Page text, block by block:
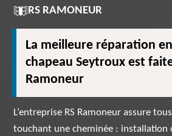
RS RAMONEUR
La meilleure réparation
chapeau Seytroux est
Ramoneur
L’entreprise RS Ramoneur assure
touchant une cheminée : installation